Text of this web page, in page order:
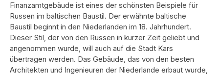
Finanzamtgebäude ist eines der schönsten Beispiele für
Russen im baltischen Baustil. Der erwähnte baltische
Baustil beginnt in den Niederlanden im 18. Jahrhundert.
Dieser Stil, der von den Russen in kurzer Zeit geliebt und
angenommen wurde, will auch auf die Stadt Kars
übertragen werden. Das Gebäude, das von den besten
Architekten und Ingenieuren der Niederlande erbaut wurde,